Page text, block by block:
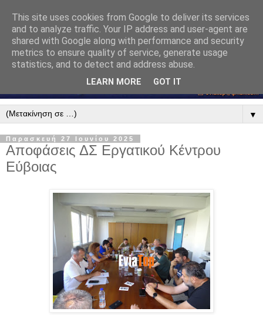
▼
Παρασκευή 27 Ιουνίου 2025
Αποφάσεις ΔΣ Εργατικού Κέντρου
Εύβοιας
This site uses cookies from Google to deliver its services
and to analyze traffic. Your IP address and user-agent are
shared with Google along with performance and security
metrics to ensure quality of service, generate usage
statistics, and to detect and address abuse.
LEARN MORE GOT IT